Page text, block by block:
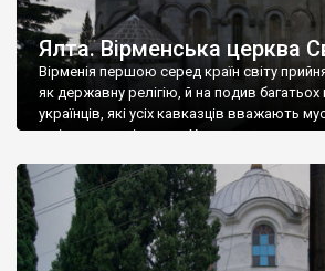
Ялта. Вірменська церква
Вірменія першою серед країн світу
як державну релігію, й на подив багатьох
українців, які усіх кавказців вважають
є відданими вірянами Христа